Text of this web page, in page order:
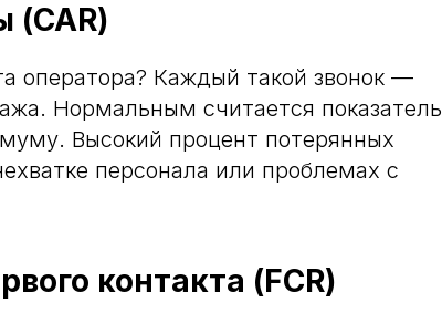
(CAR)
оператора? Каждый такой звонок —
Нормальным считается показатель
Высокий процент потерянных
персонала или проблемах с
контакта (FCR)